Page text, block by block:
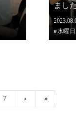
まし
水曜
7 › »